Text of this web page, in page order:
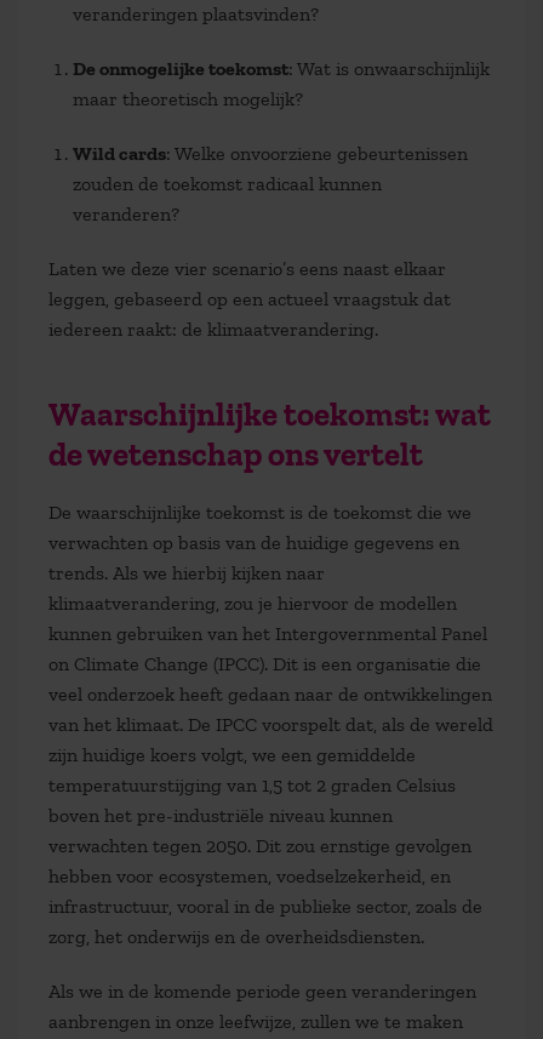
veranderingen plaatsvinden?
De onmogelijke toekomst: Wat is onwaarschijnlijk
maar theoretisch mogelijk?
Wild cards: Welke onvoorziene gebeurtenissen
zouden de toekomst radicaal kunnen
veranderen?
Laten we deze vier scenario’s eens naast elkaar
leggen, gebaseerd op een actueel vraagstuk dat
iedereen raakt: de klimaatverandering.
Waarschijnlijke toekomst: wat
de wetenschap ons vertelt
De waarschijnlijke toekomst is de toekomst die we
verwachten op basis van de huidige gegevens en
trends. Als we hierbij kijken naar
klimaatverandering, zou je hiervoor de modellen
kunnen gebruiken van het Intergovernmental Panel
on Climate Change (IPCC). Dit is een organisatie die
veel onderzoek heeft gedaan naar de ontwikkelingen
van het klimaat. De IPCC voorspelt dat, als de wereld
zijn huidige koers volgt, we een gemiddelde
temperatuurstijging van 1,5 tot 2 graden Celsius
boven het pre-industriële niveau kunnen
verwachten tegen 2050. Dit zou ernstige gevolgen
hebben voor ecosystemen, voedselzekerheid, en
infrastructuur, vooral in de publieke sector, zoals de
zorg, het onderwijs en de overheidsdiensten.
Als we in de komende periode geen veranderingen
aanbrengen in onze leefwijze, zullen we te maken